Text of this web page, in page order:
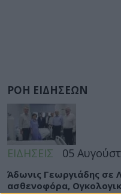
ΡΟΗ ΕΙΔΗΣΕΩΝ
ΕΙΔΗΣΕΙΣ 05
Άδωνις Γεωργιάδης σε
ασθενοφόρα,